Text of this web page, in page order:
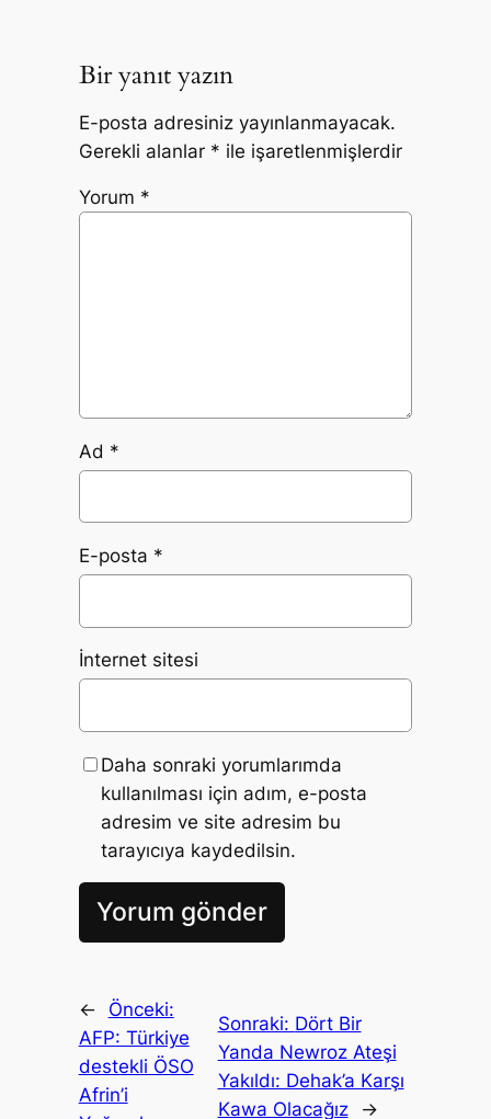
Bir yanıt yazın
E-posta adresiniz yayınlanmayacak.
Gerekli alanlar * ile işaretlenmişlerdir
Yorum *
Ad *
E-posta *
İnternet sitesi
Daha sonraki yorumlarımda
kullanılması için adım, e-posta
adresim ve site adresim bu
tarayıcıya kaydedilsin.
←
Önceki:
AFP: Türkiye
destekli ÖSO
Afrin’i
Sonraki: Dört Bir
Yanda Newroz Ateşi
Yakıldı: Dehak’a Karşı
Kawa Olacağız
→